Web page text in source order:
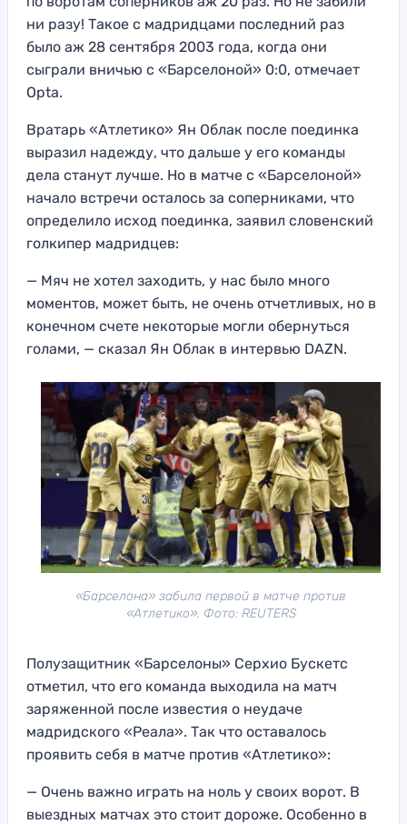
ни разу! Такое с мадридцами последний раз
было аж 28 сентября 2003 года, когда они
сыграли вничью с «Барселоной» 0:0, отмечает
Opta.
Вратарь «Атлетико» Ян Облак после поединка
выразил надежду, что дальше у его команды
дела станут лучше. Но в матче с «Барселоной»
начало встречи осталось за соперниками, что
определило исход поединка, заявил словенский
голкипер мадридцев:
— Мяч не хотел заходить, у нас было много
моментов, может быть, не очень отчетливых, но в
конечном счете некоторые могли обернуться
голами, — сказал Ян Облак в интервью DAZN.
«Барселона» забила первой в матче против
«Атлетико». Фото: REUTERS
Полузащитник «Барселоны» Серхио Бускетс
отметил, что его команда выходила на матч
заряженной после известия о неудаче
мадридского «Реала». Так что оставалось
проявить себя в матче против «Атлетико»:
— Очень важно играть на ноль у своих ворот. В
выездных матчах это стоит дороже. Особенно в